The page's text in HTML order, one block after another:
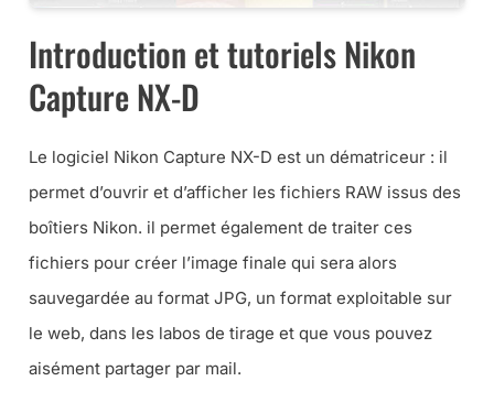
Introduction et tutoriels Nikon
Capture NX-D
Le logiciel Nikon Capture NX-D est un dématriceur : il
permet d’ouvrir et d’afficher les fichiers RAW issus des
boîtiers Nikon. il permet également de traiter ces
fichiers pour créer l’image finale qui sera alors
sauvegardée au format JPG, un format exploitable sur
le web, dans les labos de tirage et que vous pouvez
aisément partager par mail.